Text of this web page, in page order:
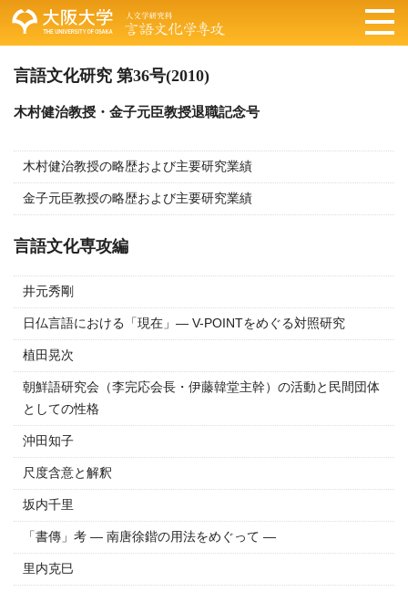
言語文化研究 第36号(2010)
木村健治教授・金子元臣教授退職記念号
木村健治教授の略歴および主要研究業績
金子元臣教授の略歴および主要研究業績
言語文化専攻編
井元秀剛
日仏言語における「現在」― V-POINTをめぐる対照研究
植田晃次
朝鮮語研究会（李完応会長・伊藤韓堂主幹）の活動と民間団体
としての性格
沖田知子
尺度含意と解釈
坂内千里
「書傳」考 ― 南唐徐鍇の用法をめぐって ―
里内克巳